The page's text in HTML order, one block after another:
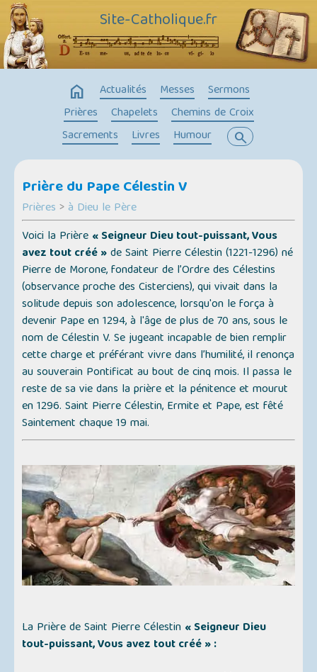
Site-Catholique.fr
home Actualités Messes
Sermons
Prières
Chapelets
Chemins de Croix
Sacrements
Livres Humour search
Prière du Pape Célestin V
Prières > à Dieu le Père
Voici la Prière « Seigneur Dieu tout-puissant, Vous
avez tout créé »de Saint Pierre Célestin (1221-1296) né
Pierre de Morone, fondateur de l’Ordre des Célestins
(observance proche des Cisterciens), qui vivait dans la
solitude depuis son adolescence, lorsqu'on le força à
devenir Pape en 1294, à l'âge de plus de 70 ans, sous le
nom de Célestin V. Se jugeant incapable de bien remplir
cette charge et préférant vivre dans l’humilité, il renonça
au souverain Pontificat au bout de cinq mois. Il passa le
reste de sa vie dans la prière et la pénitence et mourut
en 1296. Saint Pierre Célestin, Ermite et Pape, est fêté
Saintement chaque 19 mai.
La Prière de Saint Pierre Célestin « Seigneur Dieu
tout-puissant, Vous avez tout créé » :